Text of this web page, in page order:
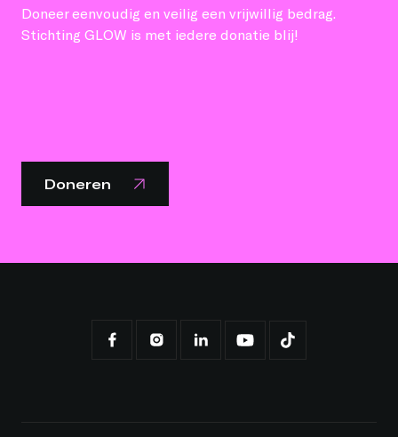
Doneer eenvoudig en veilig een vrijwillig bedrag.
Stichting GLOW is met iedere donatie blij!
Doneren